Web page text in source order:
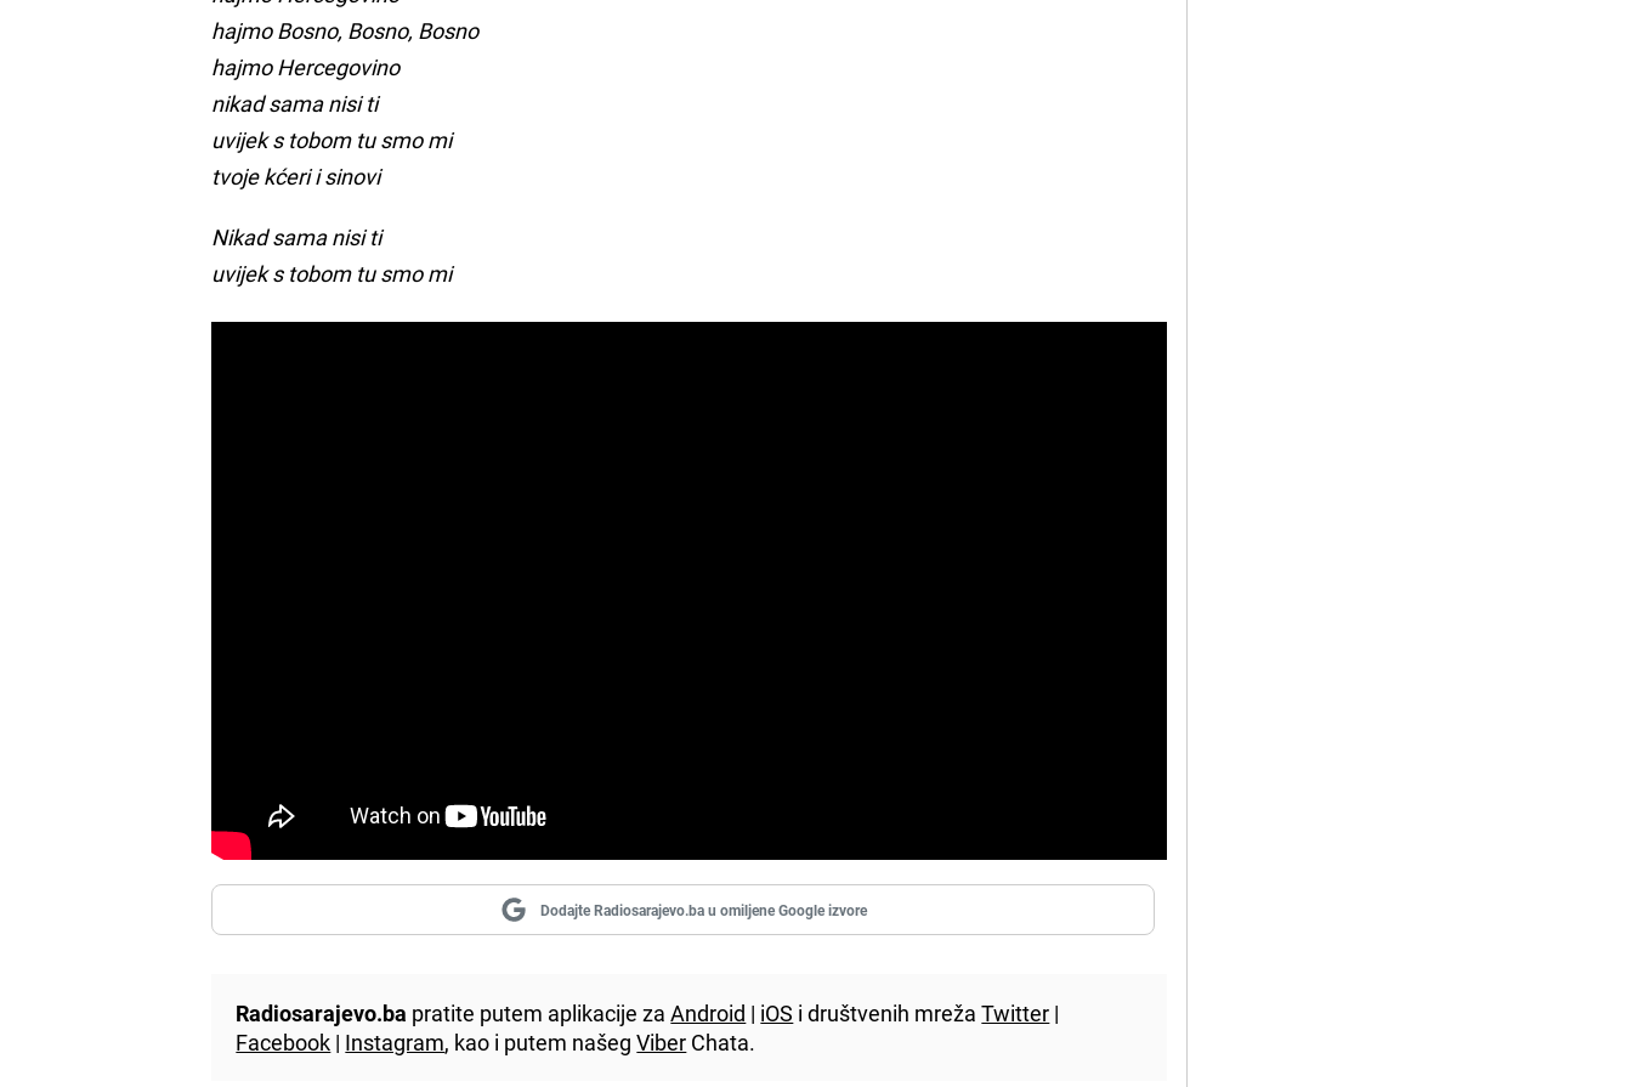
hajmo Bosno, Bosno, Bosno
hajmo Hercegovino
nikad sama nisi ti
uvijek s tobom tu smo mi
tvoje kćeri i sinovi
Nikad sama nisi ti
uvijek s tobom tu smo mi
Dodajte Radiosarajevo.ba u omiljene Google izvore
Radiosarajevo.ba pratite putem aplikacije zaAndroid | iOS i društvenih mrežaTwitter |
Facebook | Instagram, kao i putem našegViber Chata.